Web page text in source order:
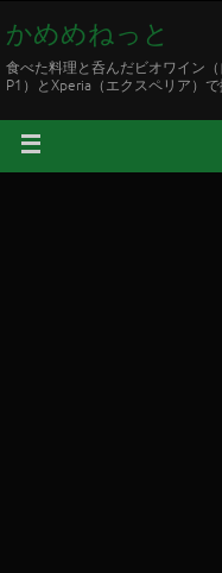
かめめねっと
食べた料理と呑んだビオワイン
P1）とXperia（エクスペリア）